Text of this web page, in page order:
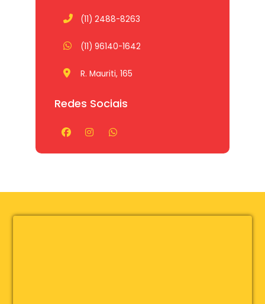
(11) 2488-8263
(11) 96140-1642
R. Mauriti, 165
Redes Sociais